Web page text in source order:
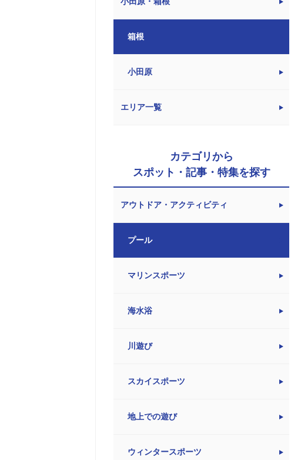
箱根
小田原
エリア一覧
カテゴリから
スポット・記事・特集を探す
アウトドア・アクティビティ
プール
マリンスポーツ
海水浴
川遊び
スカイスポーツ
地上での遊び
ウィンタースポーツ